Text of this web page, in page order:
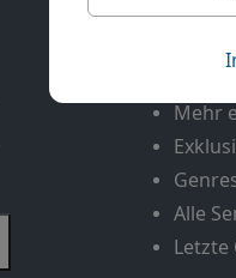
Mehr
Alle
Letzte